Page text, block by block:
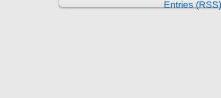
Entries (RSS)